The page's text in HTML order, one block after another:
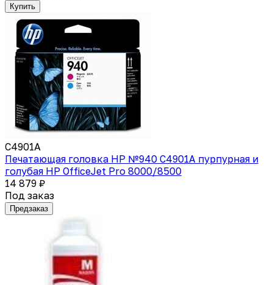
Купить
C4901A
Печатающая головка HP №940 C4901A пурпурная и
голубая НР OfficeJet Pro 8000/8500
14 879 ₽
Под заказ
Предзаказ